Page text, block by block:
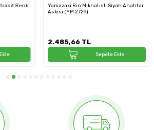
Renk
Yamazaki Rin Mıknatıslı Siyah Anahtar
Askısı (YM 2729)
2.485,66TL
Sepete Ekle